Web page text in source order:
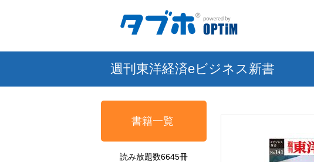
週刊東洋経済eビジネス新書
書籍一覧
読み放題数6645冊